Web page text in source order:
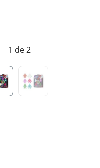
1 de 2